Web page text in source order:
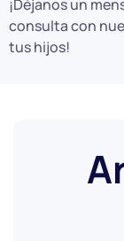
¡Déjanos un
consulta con
tus hijos!